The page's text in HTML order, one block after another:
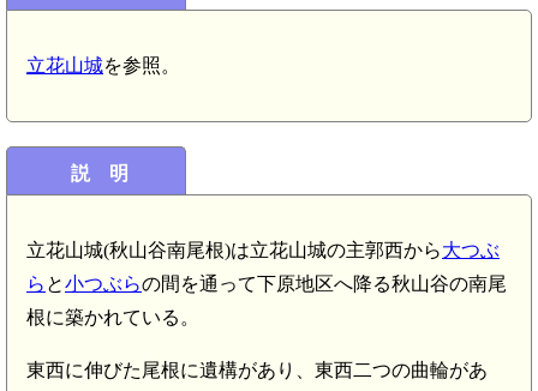
立花山城を参照。
説 明
立花山城(秋山谷南尾根)は立花山城の主郭西から大つぶ
ら と小つぶらの間を通って下原地区へ降る秋山谷の南尾
根に築かれている。
東西に伸びた尾根に遺構があり、東西二つの曲輪があ